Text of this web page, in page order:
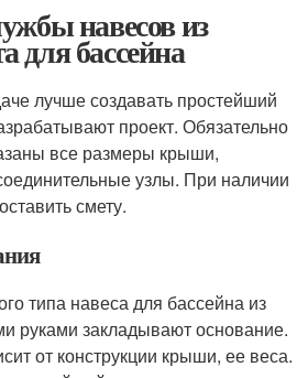
навесов из
для бассейна
лучше создавать простейший
проект. Обязательно
все размеры крыши,
узлы. При наличии
смету.
типа навеса для бассейна из
руками закладывают основание.
от конструкции крыши, ее веса.